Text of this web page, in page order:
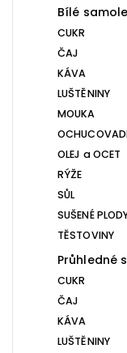
Bílé
CUKR
ČAJ
KÁVA
LUŠTĚNINY
MOUKA
OLEJ a OCET
RÝŽE
SŮL
SUŠENÉ
TĚSTOVINY
Průhledné
CUKR
ČAJ
KÁVA
LUŠTĚNINY